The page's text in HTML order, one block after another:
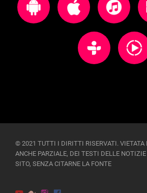
© 2021 TUTTI I DIRITTI RISERVATI. VIETATA
ANCHE PARZIALE, DEI TESTI DELLE
SITO, SENZA CITARNE LA FONTE